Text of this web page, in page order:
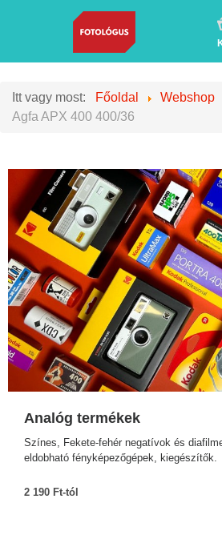
Itt vagy most: Főoldal
Webshop
Agfa APX 400 400/36
Analóg termékek
Színes, Fekete-fehér negatívok és
eldobható fényképezőgépek, kiegészítők.
2 190 Ft-tól